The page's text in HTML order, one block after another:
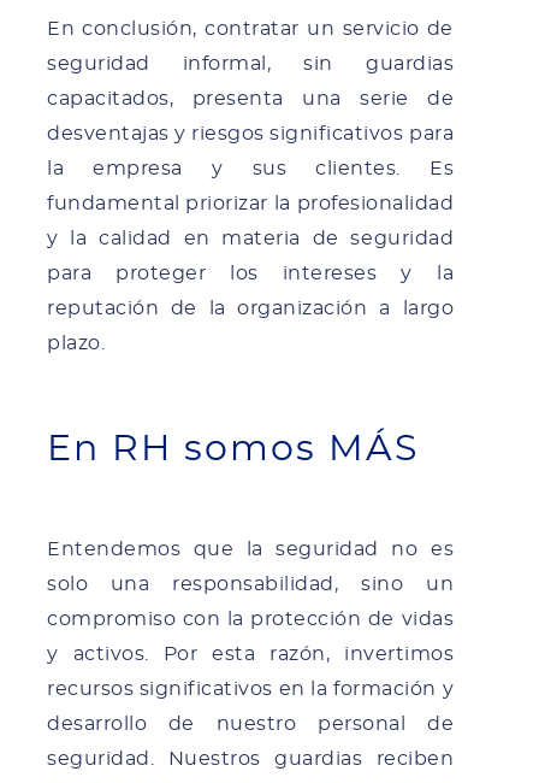
En conclusión, contratar un servicio de
seguridad informal, sin guardias
capacitados, presenta una serie de
desventajas y riesgos significativos para
la empresa y sus clientes. Es
fundamental priorizar la profesionalidad
y la calidad en materia de seguridad
para proteger los intereses y la
reputación de la organización a largo
plazo.
En RH somos MÁS
Entendemos que la seguridad no es
solo una responsabilidad, sino un
compromiso con la protección de vidas
y activos. Por esta razón, invertimos
recursos significativos en la formación y
desarrollo de nuestro personal de
seguridad. Nuestros guardias reciben